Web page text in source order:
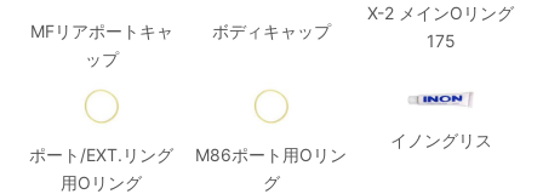
MFリアポートキャ
ップ
ボディキャップ
X-2 メインOリング
175
ポート/EXT.リング
用Oリング
M86ポート用Oリン
グ
イノングリス